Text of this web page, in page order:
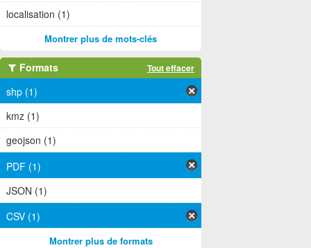
localisation (1)
Montrer plus de mots-clés
Formats Tout effacer
shp (1)
kmz (1)
geojson (1)
PDF (1)
JSON (1)
CSV (1)
Montrer plus de formats